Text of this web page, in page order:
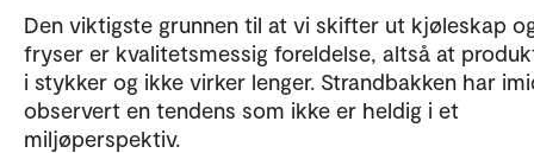
Den viktigste grunnen til at vi skifter ut kjøleskap
fryser er kvalitetsmessig foreldelse, altså at
i stykker og ikke virker lenger. Strandbakken har
observert en tendens som ikke er heldig i et
miljøperspektiv.